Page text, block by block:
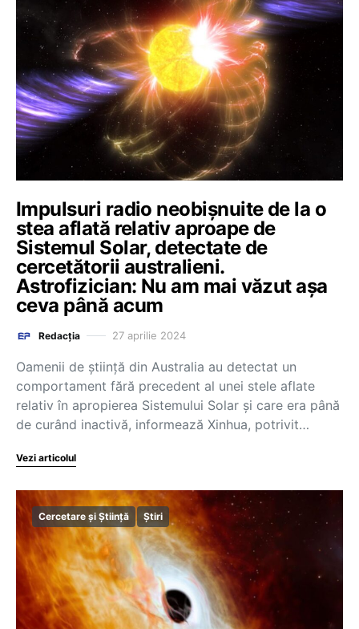
Impulsuri radio neobișnuite de la o
stea aflată relativ aproape de
Sistemul Solar, detectate de
cercetătorii australieni.
Astrofizician: Nu am mai văzut așa
ceva până acum
Redacția 27 aprilie 2024
Oamenii de ştiinţă din Australia au detectat un
comportament fără precedent al unei stele aflate
relativ în apropierea Sistemului Solar şi care era până
de curând inactivă, informează Xinhua, potrivit…
Vezi articolul
Cercetare și Știință Știri